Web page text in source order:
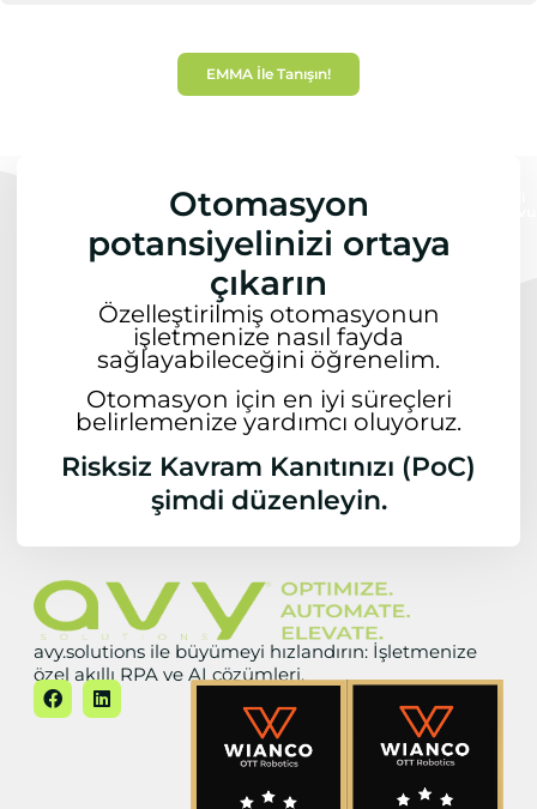
EMMA İle Tanışın!
Otomasyon
potansiyelinizi ortaya
çıkarın
Özelleştirilmiş otomasyonun
işletmenize nasıl fayda
sağlayabileceğini öğrenelim.
Otomasyon için en iyi süreçleri
belirlemenize yardımcı oluyoruz.
Risksiz Kavram Kanıtınızı (PoC)
şimdi düzenleyin.
avy.solutions ile büyümeyi hızlandırın: İşletmenize
özel akıllı RPA ve AI çözümleri.